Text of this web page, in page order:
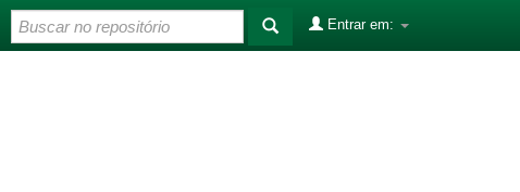
Entrar em: